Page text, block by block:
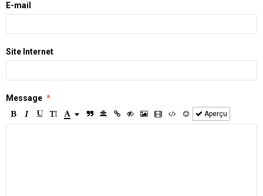
E-mail
Site Internet
Message
Aperçu